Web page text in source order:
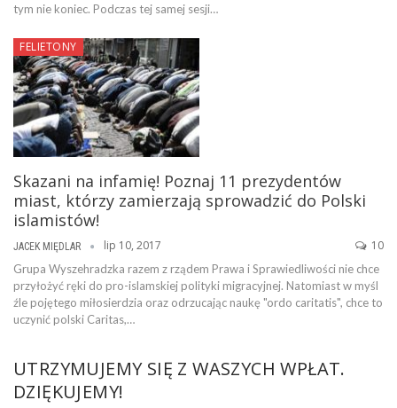
tym nie koniec. Podczas tej samej sesji…
FELIETONY
Skazani na infamię! Poznaj 11 prezydentów
miast, którzy zamierzają sprowadzić do Polski
islamistów!
JACEK MIĘDLAR lip 10, 2017 10
Grupa Wyszehradzka razem z rządem Prawa i Sprawiedliwości nie chce
przyłożyć ręki do pro-islamskiej polityki migracyjnej. Natomiast w myśl
źle pojętego miłosierdzia oraz odrzucając naukę "ordo caritatis", chce to
uczynić polski Caritas,…
UTRZYMUJEMY SIĘ Z WASZYCH WPŁAT.
DZIĘKUJEMY!